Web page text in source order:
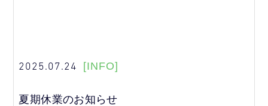
2025.07.24 [INFO]
夏期休業のお知らせ